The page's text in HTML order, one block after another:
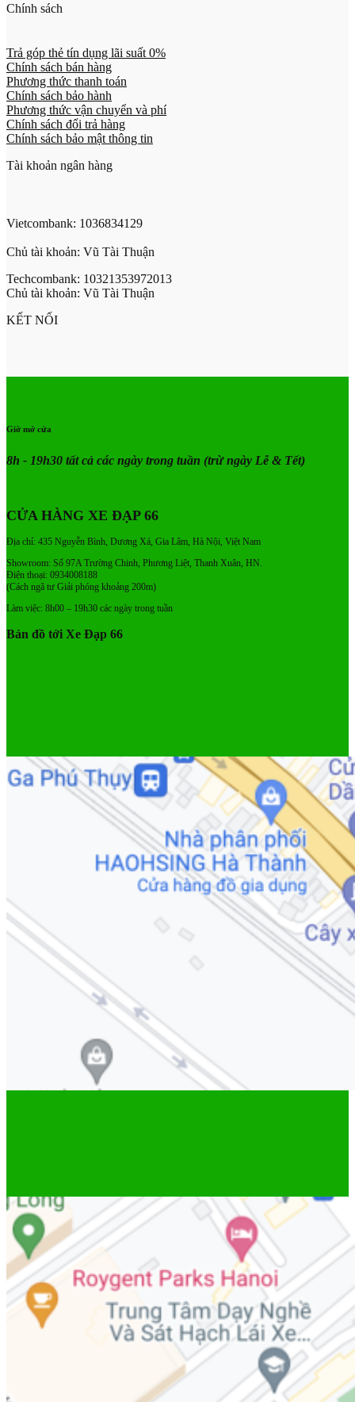
Chính sách
Trả góp thẻ tín dụng lãi suất 0%
Chính sách bán hàng
Phương thức thanh toán
Chính sách bảo hành
Phương thức vận chuyển và phí
Chính sách đổi trả hàng
Chính sách bảo mật thông tin
Tài khoản ngân hàng
Vietcombank: 1036834129
Chủ tài khoản: Vũ Tài Thuận
Techcombank: 10321353972013
Chủ tài khoản: Vũ Tài Thuận
KẾT NỐI
Giờ mở cửa
8h - 19h30 tất cả các ngày trong tuần (trừ ngày Lễ & Tết)
CỬA HÀNG XE ĐẠP 66
Địa chỉ: 435 Nguyễn Bình, Dương Xá, Gia Lâm, Hà Nội, Việt Nam
Showroom: Số 97A Trường Chinh, Phương Liệt, Thanh Xuân, HN.
Điện thoại: 0934008188
(Cách ngã tư Giải phóng khoảng 200m)
Làm việc: 8h00 – 19h30 các ngày trong tuần
Bản đồ tới Xe Đạp 66